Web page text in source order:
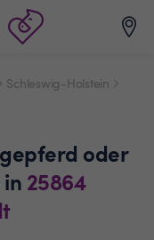
Schleswig-Holstein
oder
25864